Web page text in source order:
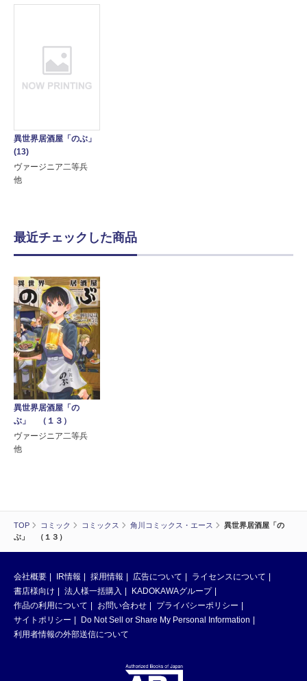
TOP コミック コミックス 角川コミックス・エース
異世界居酒屋「の
ぶ」 （１３）
異世界居酒屋「のぶ」
(13)
ヴァージニア二等兵
他
最近チェックした商品
異世界居酒屋「の
ぶ」 （１３）
ヴァージニア二等兵
他
会社概要 IR情報 採用情報 広告について
ライセンスについて
書店様向け
法人様一括購入
KADOKAWAグループ
作品の利用について
お問い合わせ
プライバシーポリシー
サイトポリシー
Do Not Sell or Share My Personal Information
利用者情報の外部送信について